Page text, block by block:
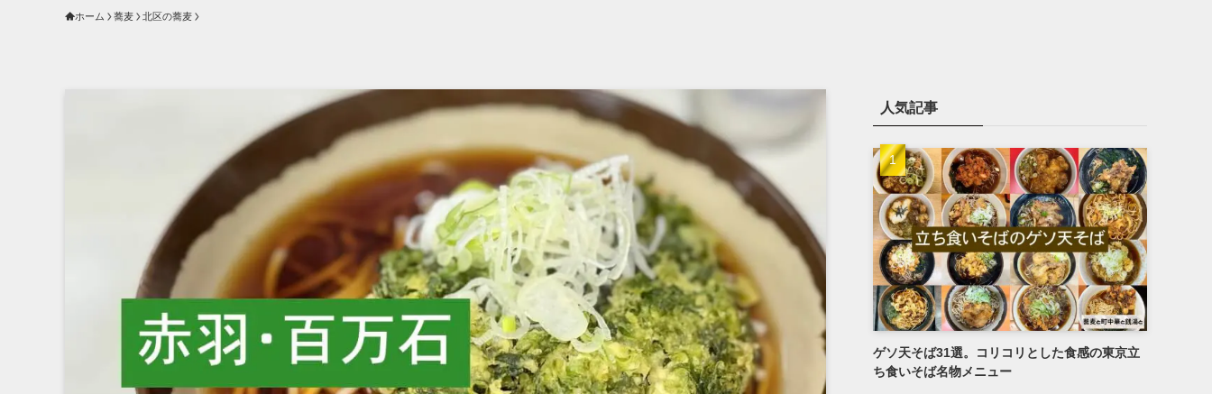
ホーム 蕎麦 北区の蕎麦
人気記事
ゲソ天そば31選。コリコリとした食感の東京立
ち食いそば名物メニュー